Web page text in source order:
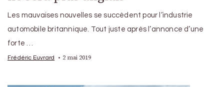
Les mauvaises nouvelles se succèdent pour l’industrie
automobile britannique. Tout juste après l’annonce d’une
forte …
Frédéric Euvrard 2 mai 2019